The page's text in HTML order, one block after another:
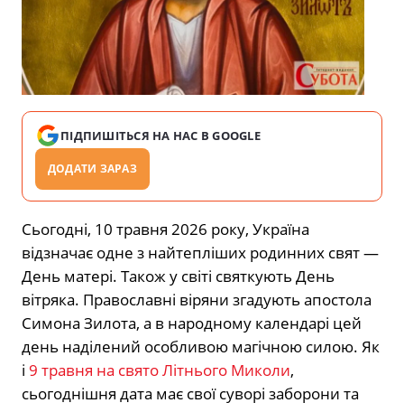
ПІДПИШІТЬСЯ НА НАС В GOOGLE
ДОДАТИ ЗАРАЗ
Сьогодні, 10 травня 2026 року, Україна
відзначає одне з найтепліших родинних свят —
День матері. Також у світі святкують День
вітряка. Православні віряни згадують апостола
Симона Зилота, а в народному календарі цей
день наділений особливою магічною силою. Як
і 9 травня на свято Літнього Миколи,
сьогоднішня дата має свої суворі заборони та